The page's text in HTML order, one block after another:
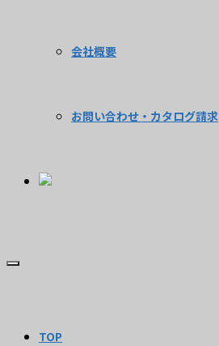
会社概要
お問い合わせ・カタログ請求
TOP